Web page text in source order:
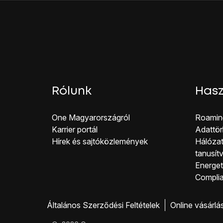
Rólunk
One Magyar országról
Karrier portál
Hírek és sajtóközlemények
Co
Általános Szerződési Feltételek Online